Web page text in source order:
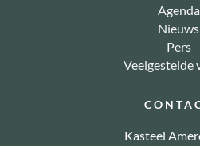
Agenda
Nieuws
Pers
Veelgestelde
Kasteel